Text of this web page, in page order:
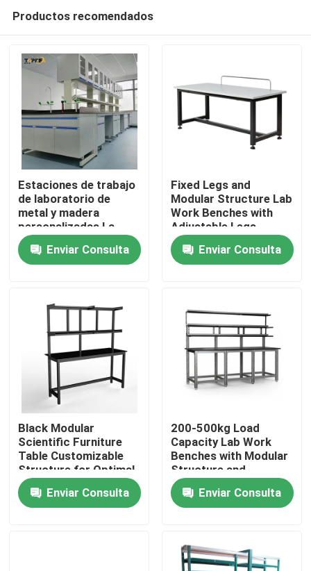
Inicio
Productos
Sobre nosotros
Visita a la fábrica
Control de Calidad
Contacto
Solicitar una cotización
Bancos de trabajo de laboratorio
Productos recomendados
Estaciones de trabajo
de laboratorio de
metal y madera
personalizadas La
solución perfecta
para sus necesidades
de espacio de trabajo
Enviar Consulta
Fixed Legs and
Modular Structure Lab
Work Benches with
Adjustable Legs
Enviar Consulta
Black Modular
Scientific Furniture
Table Customizable
Structure for Optimal
Functionality and
Space Utilization
Enviar Consulta
200-500kg Load
Capacity Lab Work
Benches with Modular
Structure and
Optional Accessories
Enviar Consulta